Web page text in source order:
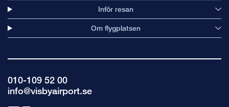
Inför resan
Om flygplatsen
010-109 52 00
info@visbyairport.se